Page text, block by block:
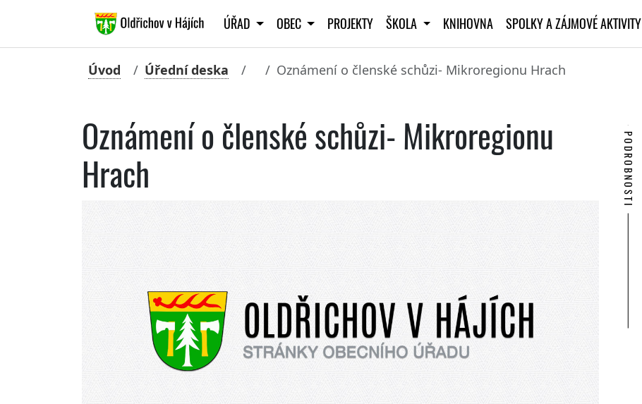
ÚŘAD OBEC PROJEKTY ŠKOLA KNIHOVNA SPOLKY A ZÁJMOVÉ AKTIVITY
Úvod Úřední deska Oznámení o členské schůzi- Mikroregionu Hrach
Oznámení o členské schůzi- Mikroregionu
Hrach
PODROBNOSTI